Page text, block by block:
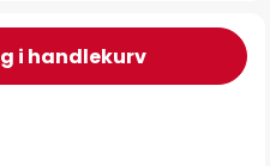
i handlekurv